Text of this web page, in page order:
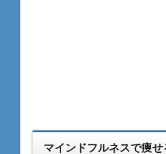
マインドフルネスで痩